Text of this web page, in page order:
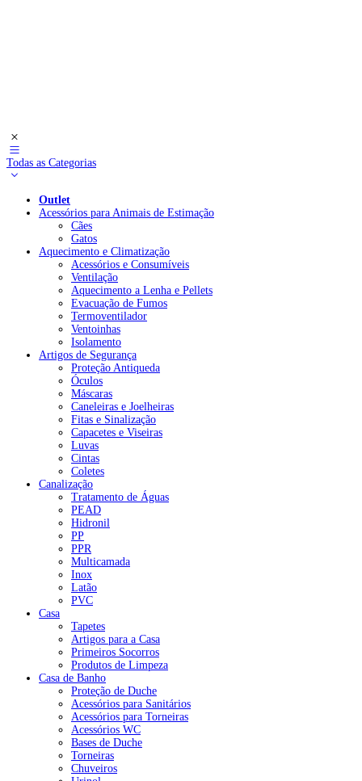
Todas as Categorias
Outlet
Acessórios para Animais de Estimação
Cães
Gatos
Aquecimento e Climatização
Acessórios e Consumíveis
Ventilação
Aquecimento a Lenha e Pellets
Evacuação de Fumos
Termoventilador
Ventoinhas
Isolamento
Artigos de Segurança
Proteção Antiqueda
Óculos
Máscaras
Caneleiras e Joelheiras
Fitas e Sinalização
Capacetes e Viseiras
Luvas
Cintas
Coletes
Canalização
Tratamento de Águas
PEAD
Hidronil
PP
PPR
Multicamada
Inox
Latão
PVC
Casa
Tapetes
Artigos para a Casa
Primeiros Socorros
Produtos de Limpeza
Casa de Banho
Proteção de Duche
Acessórios para Sanitários
Acessórios para Torneiras
Acessórios WC
Bases de Duche
Torneiras
Chuveiros